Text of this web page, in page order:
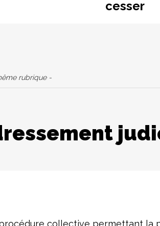
cesser
rubrique -
collective permettant